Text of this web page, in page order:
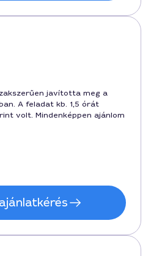
javította meg a
A feladat kb. 1,5 órát
volt. Mindenképpen ajánlom